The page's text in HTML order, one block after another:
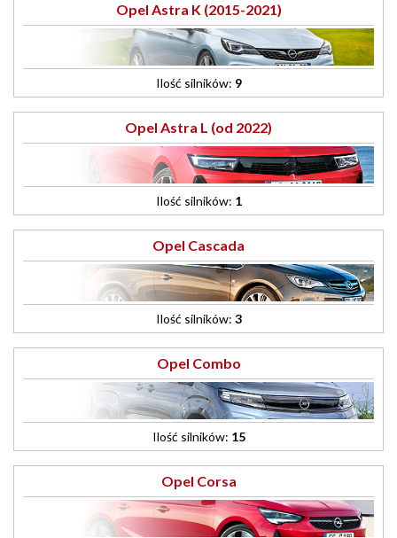
Opel Astra K (2015-2021)
Ilość silników: 9
Opel Astra L (od 2022)
Ilość silników: 1
Opel Cascada
Ilość silników: 3
Opel Combo
Ilość silników: 15
Opel Corsa